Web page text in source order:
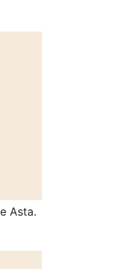
Asta.